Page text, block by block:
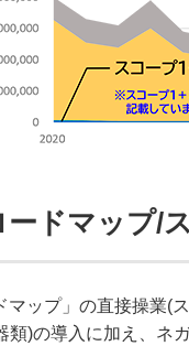
ードマップ/
マップ」の直接操業
類)の導入に加え、ネ